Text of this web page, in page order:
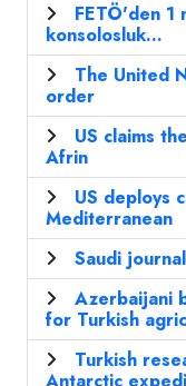
FETÖ'den 1
konsolosluk...
The United
order
US claims
Afrin
US deploys
Mediterranean
Saudi
Azerbaijani
for Turkish
Turkish